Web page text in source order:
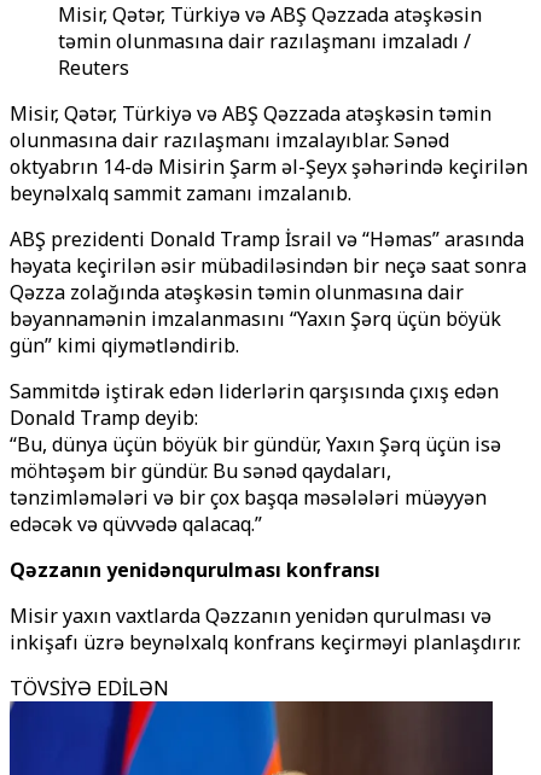
Misir, Qətər, Türkiyə və ABŞ Qəzzada atəşkəsin
təmin olunmasına dair razılaşmanı imzaladı /
Reuters
Misir, Qətər, Türkiyə və ABŞ Qəzzada atəşkəsin təmin
olunmasına dair razılaşmanı imzalayıblar. Sənəd
oktyabrın 14-də Misirin Şarm əl-Şeyx şəhərində keçirilən
beynəlxalq sammit zamanı imzalanıb.
ABŞ prezidenti Donald Tramp İsrail və “Həmas” arasında
həyata keçirilən əsir mübadiləsindən bir neçə saat sonra
Qəzza zolağında atəşkəsin təmin olunmasına dair
bəyannamənin imzalanmasını “Yaxın Şərq üçün böyük
gün” kimi qiymətləndirib.
Sammitdə iştirak edən liderlərin qarşısında çıxış edən
Donald Tramp deyib:
“Bu, dünya üçün böyük bir gündür, Yaxın Şərq üçün isə
möhtəşəm bir gündür. Bu sənəd qaydaları,
tənzimləmələri və bir çox başqa məsələləri müəyyən
edəcək və qüvvədə qalacaq.”
Qəzzanın yenidənqurulması konfransı
Misir yaxın vaxtlarda Qəzzanın yenidən qurulması və
inkişafı üzrə beynəlxalq konfrans keçirməyi planlaşdırır.
TÖVSİYƏ EDİLƏN